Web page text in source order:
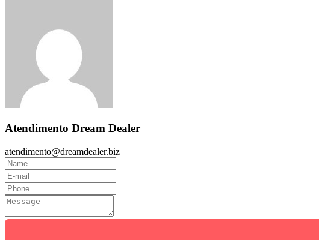
Atendimento Dream Dealer
atendimento@dreamdealer.biz